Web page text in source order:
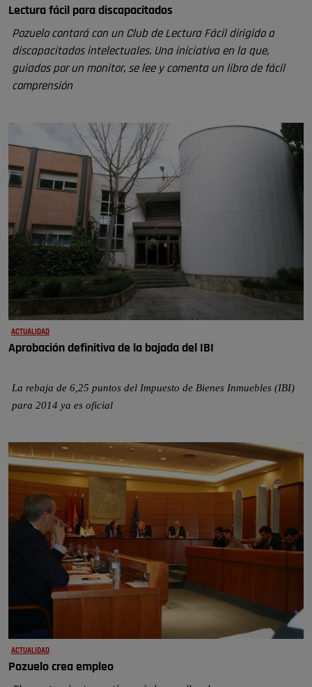
Lectura fácil para discapacitados
Pozuelo contará con un Club de Lectura Fácil dirigido a
discapacitados intelectuales. Una iniciativa en la que,
guiados por un monitor, se lee y comenta un libro de fácil
comprensión
ACTUALIDAD
Aprobación definitiva de la bajada del IBI
La rebaja de 6,25 puntos del Impuesto de Bienes Inmuebles (IBI)
para 2014 ya es oficial
ACTUALIDAD
Pozuelo crea empleo